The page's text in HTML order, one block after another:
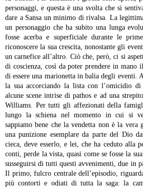
personaggi, e questa è una svolta che si
dare a Sansa un minimo di rivalsa. La
un personaggio che ha subito una lunga
fosse acerba e superficiale durante le
riconoscere la sua crescita, nonostante gli
un carnefice all’altro. Ciò che, però, ci si
di coscienza, così da poter prendere in mano
di essere una marionetta in balia degli eventi.
la sua accorciando la lista con l’omicidio
alcune scene intrise di pathos e ad una
Williams. Per tutti gli affezionati della
lungo la schiena nel momento in cui si
sappiamo bene che la vendetta non è la vera
una punizione esemplare da parte del Dio
cieca, deve esserlo, e lei, che ha ceduto alla
conti, perde la vista, quasi come se fosse la
susseguirsi di tutti questi avvenimenti, due in
Il primo, fulcro centrale dell’episodio,
più contorti e odiati di tutta la saga: la